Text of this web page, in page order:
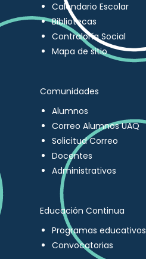
Calendario Escolar
Bibliotecas
Contraloría Social
Mapa de sitio
Comunidades
Alumnos
Correo Alumnos UAQ
Solicitud Correo
Docentes
Administrativos
Educación Continua
Programas educativos
Convocatorias